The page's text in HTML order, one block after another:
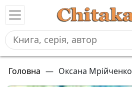
Головна — Оксана Мрійченко